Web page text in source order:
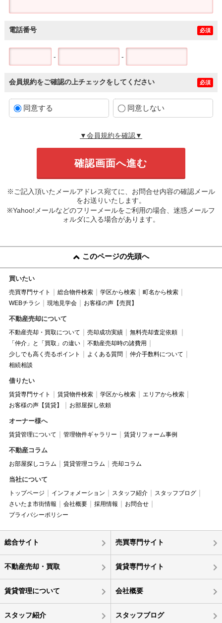
電話番号 必須
- -
会員規約をご確認の上チェックをしてください 必須
同意する 同意しない
▼会員規約を確認▼
※ご記入頂いたメールアドレス宛てに、お問合せ内容の確認メール
をお送りいたします。
※Yahoo!メールなどのフリーメールをご利用の場合、迷惑メールフ
ォルダに入る場合があります。
このページの先頭へ
買いたい
売買専門サイト 総合物件検索 学区から検索
町名から検索
WEBチラシ
現地見学会 お客様の声【売買】
不動産売却について
不動産売却・買取について 売却成功実績
無料売却査定依頼
「仲介」と「買取」の違い
不動産売却時の諸費用
少しでも高く売るポイント
よくある質問
仲介手数料について
相続相談
借りたい
賃貸専門サイト 賃貸物件検索 学区から検索
エリアから検索
お客様の声【賃貸】
お部屋探し依頼
オーナー様へ
賃貸管理について 管理物件ギャラリー 賃貸リフォーム事例
不動産コラム
お部屋探しコラム 賃貸管理コラム 売却コラム
当社について
トップページ インフォメーション スタッフ紹介
スタッフブログ
さいたま市街情報
会社概要 採用情報
お問合せ
プライバシーポリシー
総合サイト 売買専門サイト
不動産売却・買取 賃貸専門サイト
賃貸管理について 会社概要
スタッフ紹介 スタッフブログ